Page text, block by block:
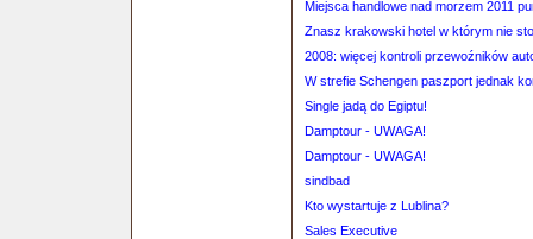
Miejsca handlowe nad morzem 2011
Znasz krakowski hotel w którym nie
2008: więcej kontroli przewoźników
W strefie Schengen paszport jednak
Single jadą do Egiptu!
Damptour - UWAGA!
Damptour - UWAGA!
sindbad
Kto wystartuje z Lublina?
Sales Executive